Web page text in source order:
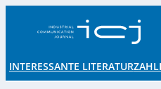
INTERESSANTE LITERATUR